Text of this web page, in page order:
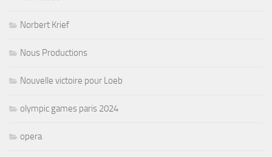
Norbert Krief
Nous Productions
Nouvelle victoire pour Loeb
olympic games paris 2024
opera